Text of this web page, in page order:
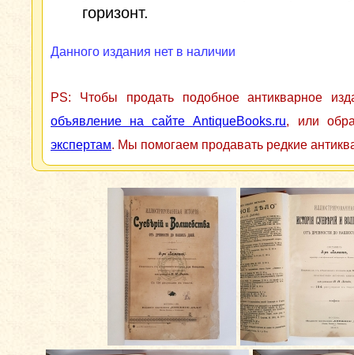
горизонт.
Данного издания нет в наличии
PS: Чтобы продать подобное антикварное
объявление на сайте AntiqueBooks.ru, или
экспертам. Мы помогаем продавать редкие